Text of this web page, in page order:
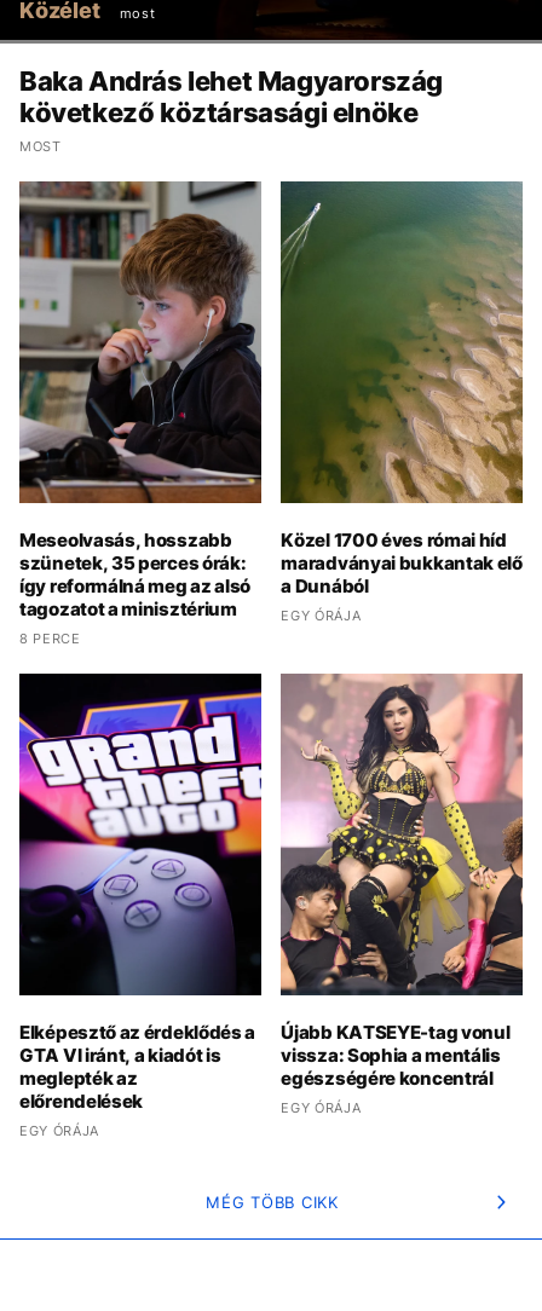
Közélet most
Baka András lehet Magyarország
következő köztársasági elnöke
MOST
Meseolvasás, hosszabb
szünetek, 35 perces órák:
így reformálná meg az alsó
tagozatot a minisztérium
8 PERCE
Közel 1700 éves római híd
maradványai bukkantak elő
a Dunából
EGY ÓRÁJA
Elképesztő az érdeklődés a
GTA VI iránt, a kiadót is
meglepték az
előrendelések
EGY ÓRÁJA
Újabb KATSEYE-tag vonul
vissza: Sophia a mentális
egészségére koncentrál
EGY ÓRÁJA
MÉG TÖBB CIKK